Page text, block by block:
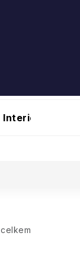
Interiérové